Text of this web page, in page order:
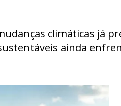
climáticas já
ainda